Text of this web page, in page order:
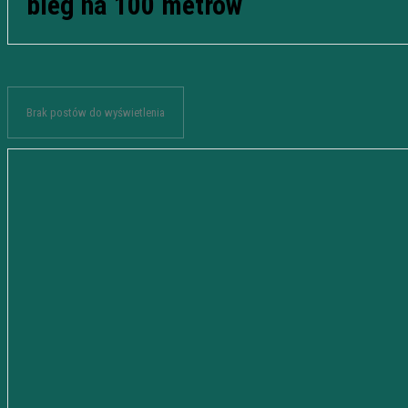
Brak postów do wyświetlenia